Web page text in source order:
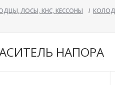
ЛОСЫ, КНС, КЕССОНЫ /
НАПОРА